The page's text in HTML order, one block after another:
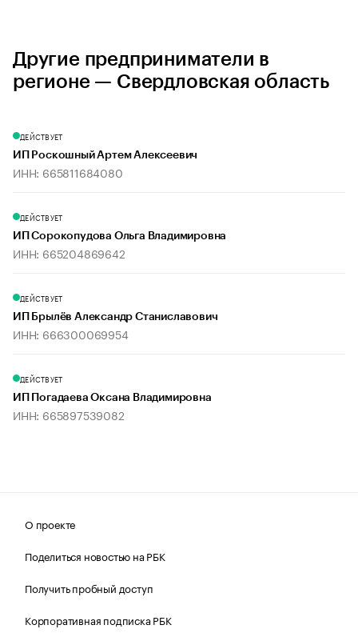
Другие предприниматели в
регионе — Свердловская область
ДЕЙСТВУЕТ
ИП Роскошный Артем Алексеевич
ИНН: 665811684080
ДЕЙСТВУЕТ
ИП Сорокопудова Ольга Владимировна
ИНН: 665204869642
ДЕЙСТВУЕТ
ИП Брылёв Александр Станиславович
ИНН: 666300069954
ДЕЙСТВУЕТ
ИП Погадаева Оксана Владимировна
ИНН: 665897539082
О проекте
Поделиться новостью на РБК
Получить пробный доступ
Корпоративная подписка РБК